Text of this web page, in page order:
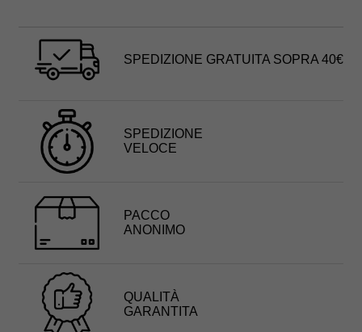
SPEDIZIONE GRATUITA SOPRA 40€
SPEDIZIONE
VELOCE
PACCO
ANONIMO
QUALITÀ
GARANTITA